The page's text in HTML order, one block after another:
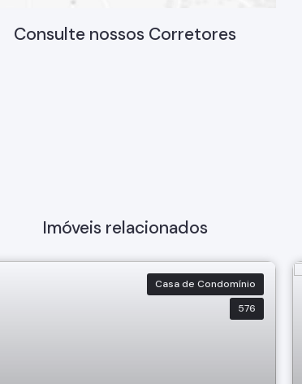
Consulte nossos Corretores
Imóveis relacionados
Casa de Condomínio
576